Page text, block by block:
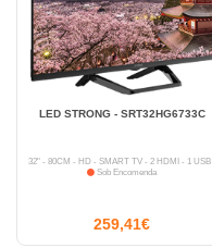
LED STRONG - SRT32HG6733C
32" - 80CM - HD - SMART TV - 2 HDMI - 1 USB
Sob Encomenda
259,41€